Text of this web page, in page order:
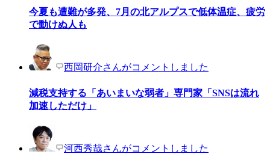
今夏も遭難が多発、7月の北アルプスで低体温症、疲労
で動けぬ人も
西岡研介さんがコメントしました
減税支持する「あいまいな弱者」専門家「SNSは流れ
加速しただけ」
河西秀哉さんがコメントしました